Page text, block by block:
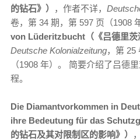
的钻石》）
，作者不详，
卷，第 34 期，第 597 页（1908
von Lüderitzbucht（《吕德里茨
Deutsche Kolonialzeitung，第 25
（1908 年）。 简要介绍了吕德
程。
Die Diamantvorkommen in
ihre Bedeutung für das
的钻石及其对限制区的影响》）